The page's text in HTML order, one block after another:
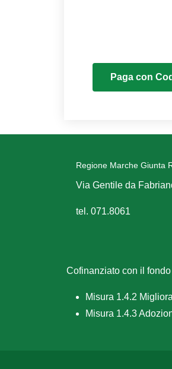
Paga con
Regione Marche Giunta
Via Gentile da
tel. 071.8061
Cofinanziato con il
Misura 1.4.2
Misura 1.4.3